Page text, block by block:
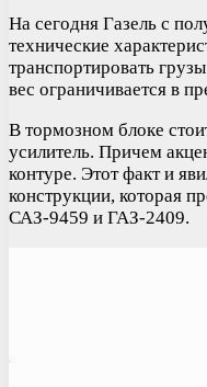
На сегодня Газель с
технические
транспортировать
вес ограничивается в
В тормозном блоке
усилитель. Причем
контуре. Этот факт и
конструкции, которая
САЗ-9459 и ГАЗ-2409.